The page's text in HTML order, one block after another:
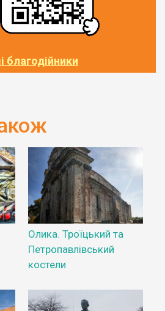
благодійники
Олика. Троїцький та
Петропавлівський
костели